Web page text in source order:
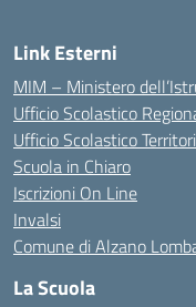
Link Esterni
MIM – Ministero
Ufficio Scolastico
Ufficio Scolastico
Scuola in Chiaro
Iscrizioni On Line
Invalsi
Comune di Alzano
La Scuola